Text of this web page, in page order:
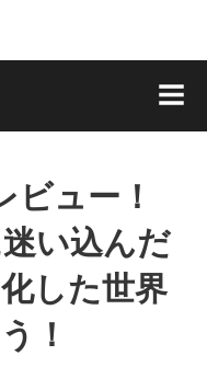
ビュー！
い込んだ
した世界
！